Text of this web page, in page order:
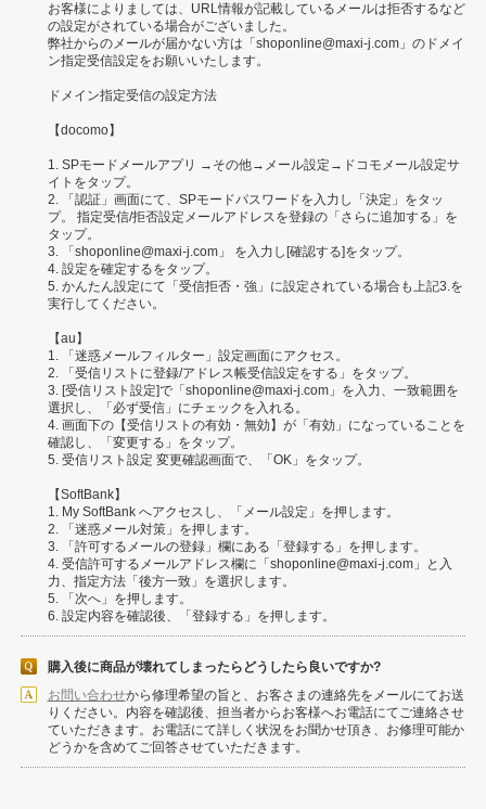
お客様によりましては、URL情報が記載しているメールは拒否するなど
の設定がされている場合がございました。
弊社からのメールが届かない方は「shoponline@maxi-j.com」のドメイ
ン指定受信設定をお願いいたします。
ドメイン指定受信の設定方法
【docomo】
1. SPモードメールアプリ →その他→メール設定→ドコモメール設定サ
イトをタップ。
2. 「認証」画面にて、SPモードパスワードを入力し「決定」をタッ
プ。 指定受信/拒否設定メールアドレスを登録の「さらに追加する」を
タップ。
3. 「shoponline@maxi-j.com」 を入力し[確認する]をタップ。
4. 設定を確定するをタップ。
5. かんたん設定にて「受信拒否・強」に設定されている場合も上記3.を
実行してください。
【au】
1. 「迷惑メールフィルター」設定画面にアクセス。
2. 「受信リストに登録/アドレス帳受信設定をする」をタップ。
3. [受信リスト設定]で「shoponline@maxi-j.com」を入力、一致範囲を
選択し、「必ず受信」にチェックを入れる。
4. 画面下の【受信リストの有効・無効】が「有効」になっていることを
確認し、「変更する」をタップ。
5. 受信リスト設定 変更確認画面で、「OK」をタップ。
【SoftBank】
1. My SoftBank へアクセスし、「メール設定」を押します。
2. 「迷惑メール対策」を押します。
3. 「許可するメールの登録」欄にある「登録する」を押します。
4. 受信許可するメールアドレス欄に「shoponline@maxi-j.com」と入
力、指定方法「後方一致」を選択します。
5. 「次へ」を押します。
6. 設定内容を確認後、「登録する」を押します。
購入後に商品が壊れてしまったらどうしたら良いですか?
お問い合わせから修理希望の旨と、お客さまの連絡先をメールにてお送
りください。内容を確認後、担当者からお客様へお電話にてご連絡させ
ていただきます。お電話にて詳しく状況をお聞かせ頂き、お修理可能か
どうかを含めてご回答させていただきます。